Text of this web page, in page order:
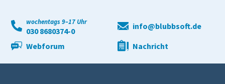
wochentags 9–17 Uhr
030 8680374-0
info@blubbsoft.de
Webforum
Nachricht